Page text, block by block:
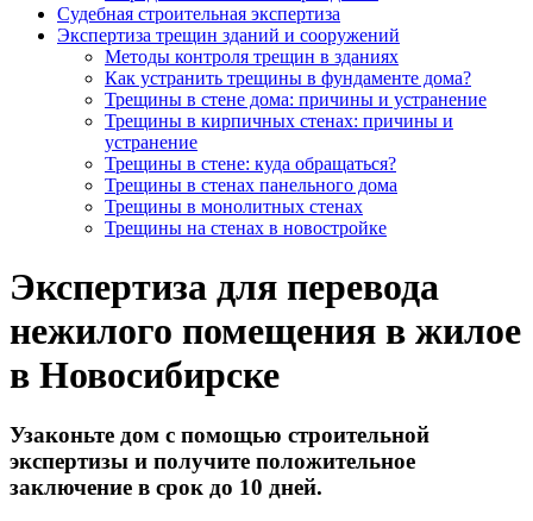
Судебная строительная экспертиза
Экспертиза трещин зданий и сооружений
Методы контроля трещин в зданиях
Как устранить трещины в фундаменте дома?
Трещины в стене дома: причины и устранение
Трещины в кирпичных стенах: причины и
устранение
Трещины в стене: куда обращаться?
Трещины в стенах панельного дома
Трещины в монолитных стенах
Трещины на стенах в новостройке
Экспертиза для перевода
нежилого помещения в жилое
в Новосибирске
Узаконьте дом с помощью строительной
экспертизы и получите положительное
заключение в срок до 10 дней.